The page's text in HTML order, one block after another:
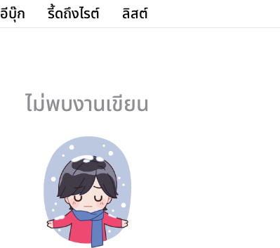
อีบุ๊ก รี้ดถึงไรต์ ลิสต์
ไม่พบงานเขียน